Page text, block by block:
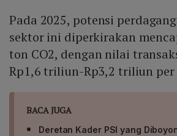
Pada 2025, potensi
sektor ini diperkirakan
ton CO2, dengan nilai
Rp1,6 triliun-Rp3,2 triliun
BACA JUGA
Deretan Kader PSI yang